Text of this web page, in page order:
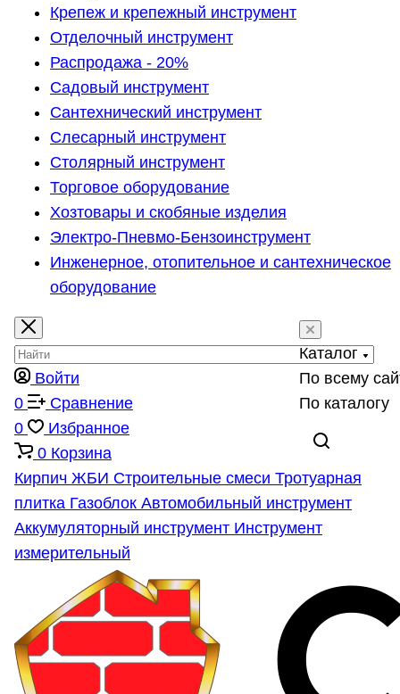
Крепеж и крепежный инструмент
Отделочный инструмент
Распродажа - 20%
Садовый инструмент
Сантехнический инструмент
Слесарный инструмент
Столярный инструмент
Торговое оборудование
Хозтовары и скобяные изделия
Электро-Пневмо-Бензоинструмент
Инженерное, отопительное и сантехническое
оборудование
Каталог
По всему
По каталогу
Войти
0
Сравнение
0
Избранное
0 Корзина
Кирпич ЖБИ Строительные смеси Тротуарная
плитка Газоблок Автомобильный инструмент
Аккумуляторный инструмент Инструмент
измерительный